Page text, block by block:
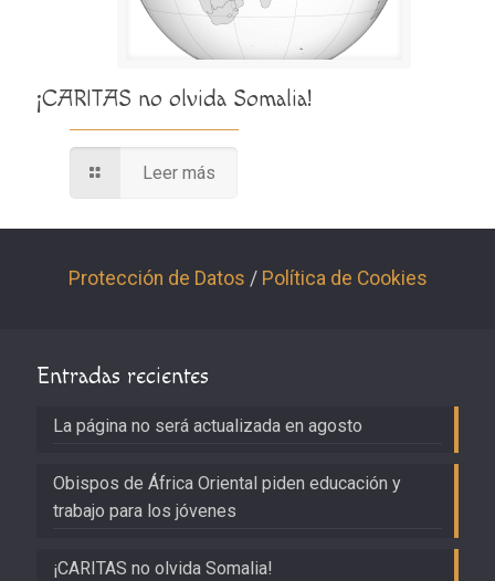
¡CARITAS no olvida Somalia!
Leer más
Protección de Datos / Política de Cookies
Entradas recientes
La página no será actualizada en agosto
Obispos de África Oriental piden educación y
trabajo para los jóvenes
¡CARITAS no olvida Somalia!